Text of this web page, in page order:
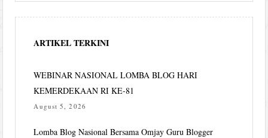
ARTIKEL TERKINI
WEBINAR NASIONAL LOMBA BLOG HARI
KEMERDEKAAN RI KE-81
August 5, 2026
Lomba Blog Nasional Bersama Omjay Guru Blogger